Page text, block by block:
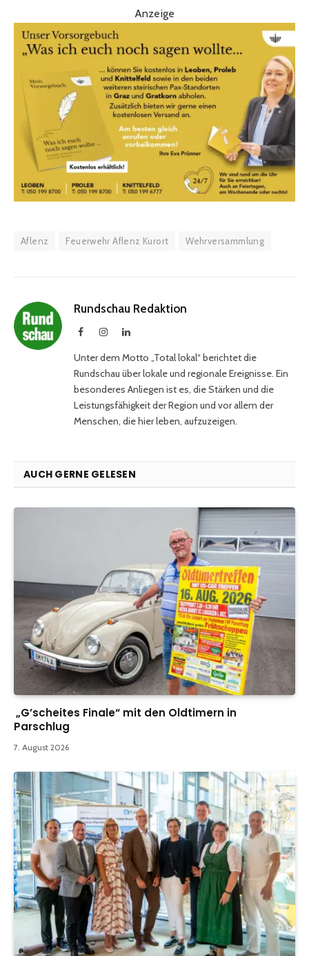
Anzeige
Aflenz Feuerwehr Aflenz Kurort Wehrversammlung
Rundschau Redaktion
FacebookInstagramLinkedIn
Unter dem Motto „Total lokal“ berichtet die
Rundschau über lokale und regionale Ereignisse. Ein
besonderes Anliegen ist es, die Stärken und die
Leistungsfähigkeit der Region und vor allem der
Menschen, die hier leben, aufzuzeigen.
AUCH GERNE GELESEN
„G’scheites Finale“ mit den Oldtimern in
Parschlug
7. August 2026